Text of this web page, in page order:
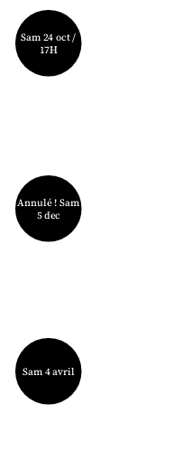
Sam 24 oct /
17H
Annulé ! Sam
5 dec
Sam 4 avril